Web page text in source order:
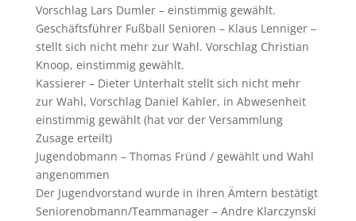
Vorschlag Lars Dumler – einstimmig gewählt.
Geschäftsführer Fußball Senioren – Klaus Lenniger –
stellt sich nicht mehr zur Wahl. Vorschlag Christian
Knoop, einstimmig gewählt.
Kassierer – Dieter Unterhalt stellt sich nicht mehr
zur Wahl, Vorschlag Daniel Kahler, in Abwesenheit
einstimmig gewählt (hat vor der Versammlung
Zusage erteilt)
Jugendobmann – Thomas Fründ / gewählt und Wahl
angenommen
Der Jugendvorstand wurde in ihren Ämtern bestätigt
Seniorenobmann/Teammanager – Andre Klarczynski